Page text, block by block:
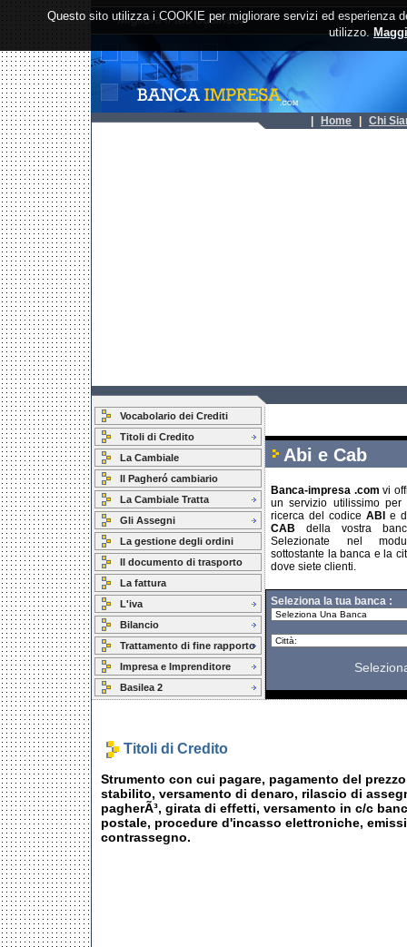
Home Chi
Vocabolario dei Crediti
Titoli di Credito
La Cambiale
Il Pagheró cambiario
La Cambiale Tratta
Gli Assegni
La gestione degli ordini
Il documento di trasporto
La fattura
L'iva
Bilancio
Trattamento di fine rapporto
Impresa e Imprenditore
Basilea 2
Abi e Cab
Banca-impresa .com vi
un servizio utilissimo per
ricerca del codice ABI
e
CAB della vostra
Selezionate nel
sottostante la banca e la
dove siete clienti.
Seleziona la tua banca :
Titoli di Credito
Strumento con cui pagare, pagamento del
stabilito, versamento di denaro, rilascio di
pagherÃ³, girata di effetti, versamento in c/c
postale, procedure d'incasso elettroniche,
contrassegno.
Questo sito utilizza i COOKIE per migliorare servizi ed esperienza
utilizzo.